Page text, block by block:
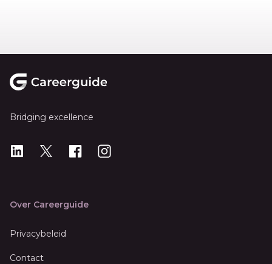
Bridging excellence
LinkedIn
X Instagram
Over Careerguide
Privacybeleid
Contact